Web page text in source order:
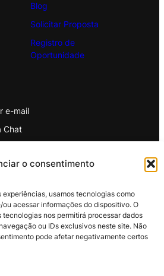
o consentimento
experiências, usamos tecnologias como
acessar informações do dispositivo. O
nos permitirá processar dados
ou IDs exclusivos neste site. Não
pode afetar negativamente certos
Blog
Solicitar Proposta
Registro de
Oportunidade
e-mail
Chat
e Devoluções